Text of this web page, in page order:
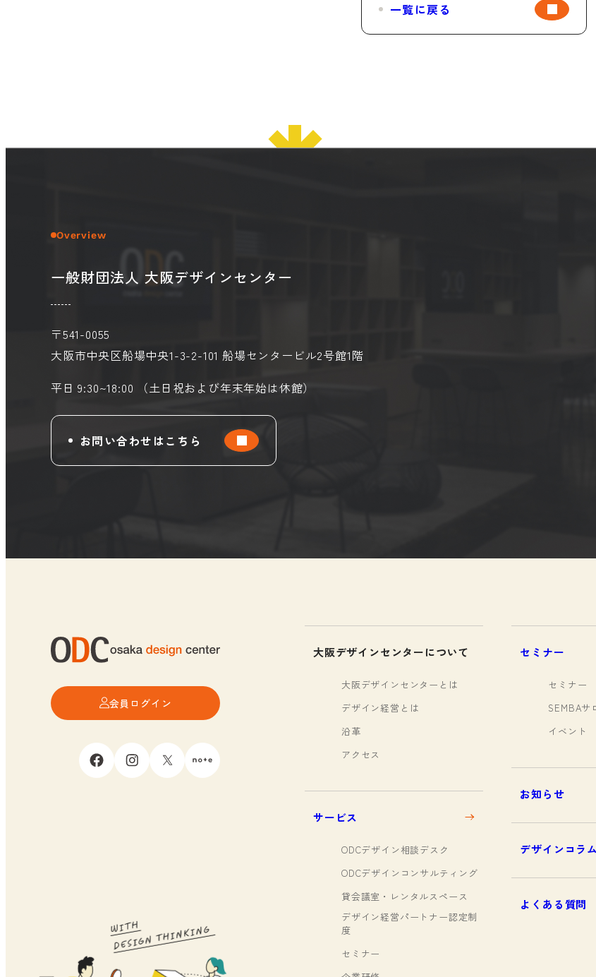
一覧に戻る
Overview
一般財団法人 大阪デザインセンター
〒541-0055
大阪市中央区船場中央1-3-2-101船場センタービル2号館1階
平日 9:30~18:00 （土日祝および年末年始は休館）
お問い合わせはこちら
会員ログイン
大阪デザインセンターについて
大阪デザインセンターとは
デザイン経営とは
沿革
アクセス
サービス
ODCデザイン相談デスク
ODCデザインコンサルティング
貸会議室・レンタルスペース
デザイン経営パートナー認定制
度
セミナー
セミナー
セミナー
SEMBAサ
イベント
お知らせ
デザインコラム
よくある質問